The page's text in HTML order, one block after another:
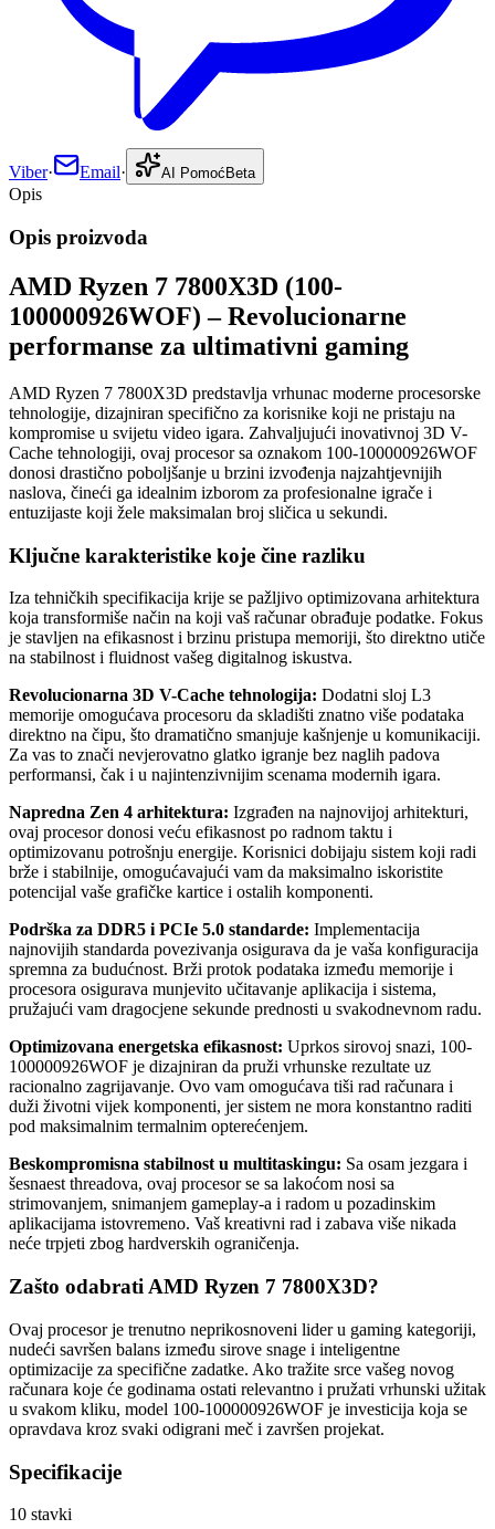
Viber· Email· AI Pomoć Beta
Opis
Opis proizvoda
AMD Ryzen 7 7800X3D (100-
100000926WOF) – Revolucionarne
performanse za ultimativni gaming
AMD Ryzen 7 7800X3D predstavlja vrhunac moderne procesorske
tehnologije, dizajniran specifično za korisnike koji ne pristaju na
kompromise u svijetu video igara. Zahvaljujući inovativnoj 3D V-
Cache tehnologiji, ovaj procesor sa oznakom 100-100000926WOF
donosi drastično poboljšanje u brzini izvođenja najzahtjevnijih
naslova, čineći ga idealnim izborom za profesionalne igrače i
entuzijaste koji žele maksimalan broj sličica u sekundi.
Ključne karakteristike koje čine razliku
Iza tehničkih specifikacija krije se pažljivo optimizovana arhitektura
koja transformiše način na koji vaš računar obrađuje podatke. Fokus
je stavljen na efikasnost i brzinu pristupa memoriji, što direktno utiče
na stabilnost i fluidnost vašeg digitalnog iskustva.
Revolucionarna 3D V-Cache tehnologija: Dodatni sloj L3
memorije omogućava procesoru da skladišti znatno više podataka
direktno na čipu, što dramatično smanjuje kašnjenje u komunikaciji.
Za vas to znači nevjerovatno glatko igranje bez naglih padova
performansi, čak i u najintenzivnijim scenama modernih igara.
Napredna Zen 4 arhitektura: Izgrađen na najnovijoj arhitekturi,
ovaj procesor donosi veću efikasnost po radnom taktu i
optimizovanu potrošnju energije. Korisnici dobijaju sistem koji radi
brže i stabilnije, omogućavajući vam da maksimalno iskoristite
potencijal vaše grafičke kartice i ostalih komponenti.
Podrška za DDR5 i PCIe 5.0 standarde: Implementacija
najnovijih standarda povezivanja osigurava da je vaša konfiguracija
spremna za budućnost. Brži protok podataka između memorije i
procesora osigurava munjevito učitavanje aplikacija i sistema,
pružajući vam dragocjene sekunde prednosti u svakodnevnom radu.
Optimizovana energetska efikasnost: Uprkos sirovoj snazi, 100-
100000926WOF je dizajniran da pruži vrhunske rezultate uz
racionalno zagrijavanje. Ovo vam omogućava tiši rad računara i
duži životni vijek komponenti, jer sistem ne mora konstantno raditi
pod maksimalnim termalnim opterećenjem.
Beskompromisna stabilnost u multitaskingu: Sa osam jezgara i
šesnaest threadova, ovaj procesor se sa lakoćom nosi sa
strimovanjem, snimanjem gameplay-a i radom u pozadinskim
aplikacijama istovremeno. Vaš kreativni rad i zabava više nikada
neće trpjeti zbog hardverskih ograničenja.
Zašto odabrati AMD Ryzen 7 7800X3D?
Ovaj procesor je trenutno neprikosnoveni lider u gaming kategoriji,
nudeći savršen balans između sirove snage i inteligentne
optimizacije za specifične zadatke. Ako tražite srce vašeg novog
računara koje će godinama ostati relevantno i pružati vrhunski užitak
u svakom kliku, model 100-100000926WOF je investicija koja se
opravdava kroz svaki odigrani meč i završen projekat.
Specifikacije
10 stavki